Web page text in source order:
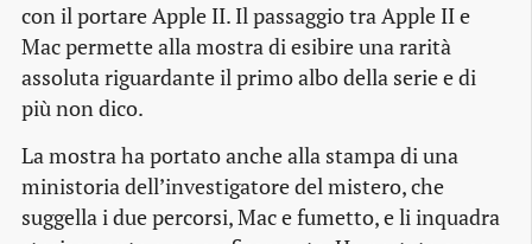
con il portare Apple II. Il passaggio tra Apple II e
Mac permette alla mostra di esibire una rarità
assoluta riguardante il primo albo della serie e di
più non dico.
La mostra ha portato anche alla stampa di una
ministoria dell’investigatore del mistero, che
suggella i due percorsi, Mac e fumetto, e li inquadra